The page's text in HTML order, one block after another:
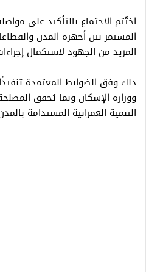
اختُتم الاجتماع بالتأكيد على
المستمر بين أجهزة المدن
المزيد من الجهود لاستكمال
ذلك وفق الضوابط المعتمدة
ووزارة الإسكان وبما يُحقق
التنمية العمرانية المستدامة